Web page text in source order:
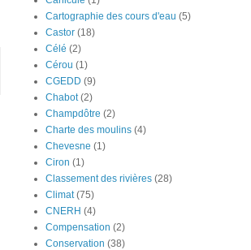
Cartographie des cours d'eau (5)
Castor (18)
Célé (2)
Cérou (1)
CGEDD (9)
Chabot (2)
Champdôtre (2)
Charte des moulins (4)
Chevesne (1)
Ciron (1)
Classement des rivières (28)
Climat (75)
CNERH (4)
Compensation (2)
Conservation (38)